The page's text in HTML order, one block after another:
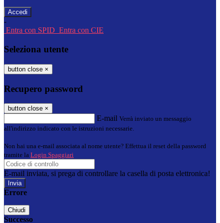
-
Entra con SPID Entra con CIE
Seleziona utente
button close ×
Recupero password
button close ×
E-mail Verrà inviato un messaggio
all'indirizzo indicato con le istruzioni necessarie.
Non hai una e-mail associata al nome utente? Effettua il reset della password
tramite la Login Spaggiari
E-mail inviata, si prega di controllare la casella di posta elettronica!
Errore
Chiudi
Successo